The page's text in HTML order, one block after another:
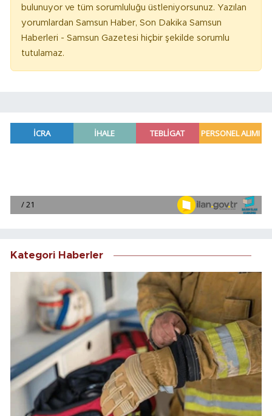
bulunuyor ve tüm sorumluluğu üstleniyorsunuz. Yazılan
yorumlardan Samsun Haber, Son Dakika Samsun
Haberleri - Samsun Gazetesi hiçbir şekilde sorumlu
tutulamaz.
Kategori Haberler